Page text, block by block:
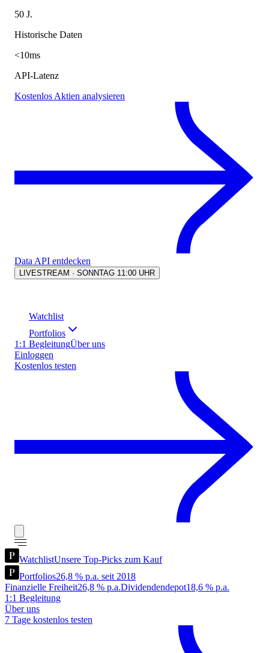
50 J.
Historische Daten
<10ms
API-Latenz
Kostenlos Aktien analysieren
Data API entdecken
LIVESTREAM · SONNTAG 11:00 UHR
Watchlist
Portfolios
1:1 BegleitungÜber uns
Einloggen
Kostenlos testen
WatchlistUnsere Top-Picks zum Kauf
Portfolios26,8 % p.a. seit 2018
Finanzielle Freiheit26,8 % p.a.Dividendendepot18,6 % p.a.
1:1 Begleitung
Über uns
7 Tage kostenlos testen